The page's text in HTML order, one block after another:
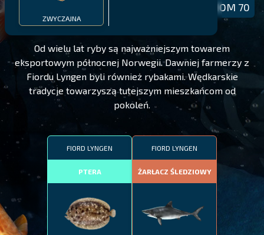
ZWYCZAJNA
POZIOM 70
Od wielu lat ryby są najważniejszym towarem
eksportowym północnej Norwegii. Dawniej farmerzy z
Fiordu Lyngen byli również rybakami. Wędkarskie
tradycje towarzyszą tutejszym mieszkańcom od
pokoleń.
FIORD LYNGEN
PTERA
FIORD LYNGEN
ŻARŁACZ ŚLEDZIOWY